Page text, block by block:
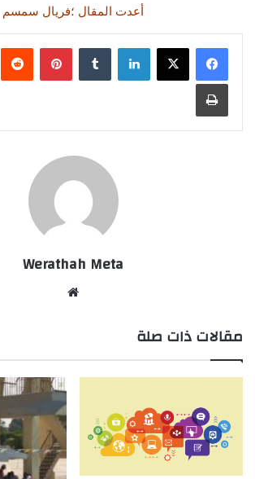
أعدت المقال ؛فريال سمسم
لينكدإن بينتيريست
طباعة
Werathah Meta
مقالات ذات صلة